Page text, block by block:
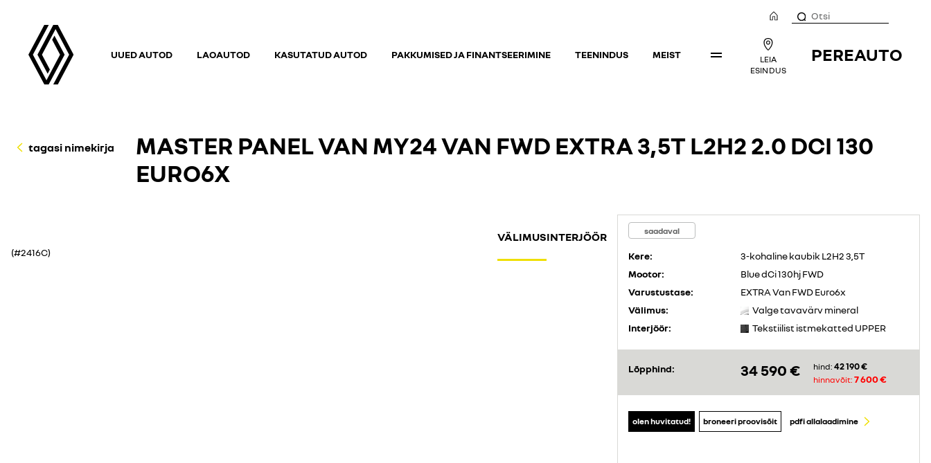
LEIA
ESINDUS
PEREAUTO
UUED AUTOD LAOAUTOD KASUTATUD AUTOD PAKKUMISED JA FINANTSEERIMINE TEENINDUS MEIST
tagasi nimekirja
MASTER PANEL VAN MY24 VAN FWD EXTRA 3,5T L2H2 2.0 DCI 130
EURO6X
(#2416C)
VÄLIMUSINTERJÖÖR saadaval
Kere:
3-kohaline kaubik L2H2 3,5T
Mootor:
Blue dCi 130hj FWD
Varustustase:
EXTRA Van FWD Euro6x
Välimus:
Valge tavavärv mineral
Interjöör:
Tekstiilist istmekatted UPPER
Lõpphind: 34 590 € hind: 42 190 €
hinnavõit: 7 600 €
olen huvitatud! broneeri proovisõit pdfi allalaadimine